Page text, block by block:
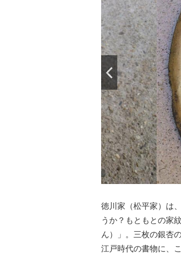
徳川家（松平家）は
うか？もともとの家
ん）」。三枚の銀杏
江戸時代の書物に、